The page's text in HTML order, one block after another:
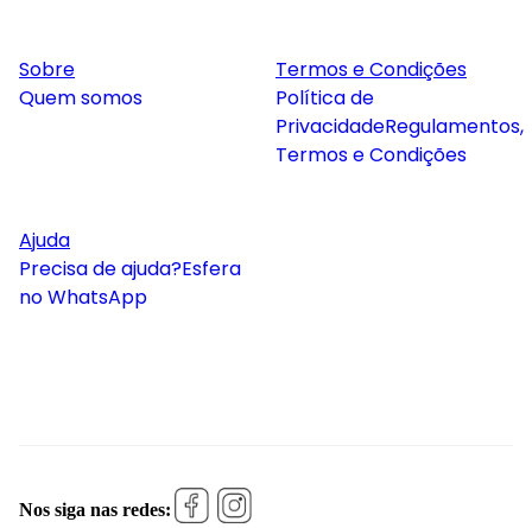
Sobre
Quem somos
Termos e Condições
Política de
PrivacidadeRegulamentos,
Termos e Condições
Ajuda
Precisa de ajuda?Esfera
no WhatsApp
Nos siga nas redes: